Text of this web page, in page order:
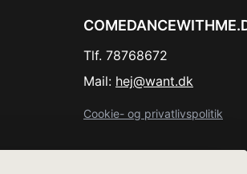
Tlf. 78768672
Mail: hej@want.dk
Cookie- og privatlivspolitik